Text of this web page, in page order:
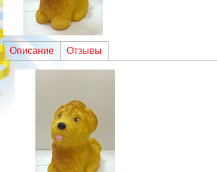
Описание Отзывы